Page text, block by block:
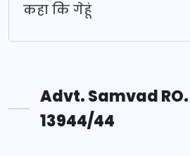
कहा कि गेहूं
Advt. Samvad
13944/44